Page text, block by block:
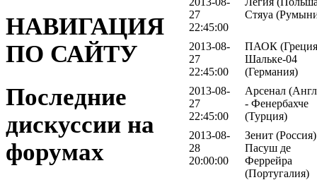
НАВИГАЦИЯ
ПО САЙТУ
Последние
дискуссии на
форумах
27
22:45:00
Стяуа
2013-08-
27
22:45:00
ПАОК
Шальке-04
(Германия)
2013-08-
27
22:45:00
Арсенал
- Фенербахче
(Турция)
2013-08-
28
20:00:00
Зенит
Пасуш де
Феррейра
(Португалия)